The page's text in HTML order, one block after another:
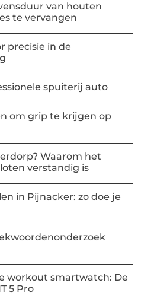
van houten
te vervangen
precisie in de
spuiterij auto
om grip te krijgen op
Waarom het
verstandig is
in Pijnacker: zo doe je
workout smartwatch: De
5 Pro